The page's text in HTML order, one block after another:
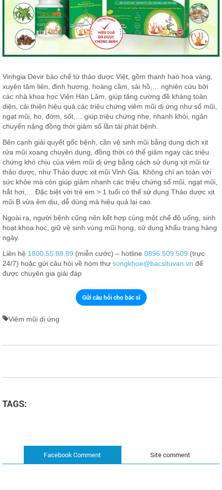
Vinhgia Devir bào chế từ thảo dược Việt, gồm thanh hao hoa vàng,
xuyên tâm liên, đinh hương, hoàng cầm, sài hồ,… nghiên cứu bởi
các nhà khoa học Viện Hàn Lâm, giúp tăng cường đề kháng toàn
diện, cải thiện hiệu quả các triệu chứng viêm mũi dị ứng như sổ mũi,
ngạt mũi, ho, đờm, sốt,… giúp triệu chứng nhẹ, nhanh khỏi, ngăn
chuyển nặng đồng thời giảm số lần tái phát bệnh.
Bên cạnh giải quyết gốc bệnh, cần vệ sinh mũi bằng dung dịch xịt
rửa mũi xoang chuyên dụng, đồng thời có thể giảm ngay các triệu
chứng khó chịu của viêm mũi dị ứng bằng cách sử dụng xịt mũi từ
thảo dược, như Thảo dược xịt mũi Vinh Gia. Không chỉ an toàn với
sức khỏe mà còn giúp giảm nhanh các triệu chứng sổ mũi, ngạt mũi,
hắt hơi,… Đặc biệt với trẻ em > 1 tuổi có thể sử dụng Thảo dược xịt
mũi B vừa êm dịu, dễ dùng mà hiệu quả lại cao.
Ngoài ra, người bệnh cũng nên kết hợp cùng một chế độ uống, sinh
hoạt khoa học, giữ vệ sinh vùng mũi họng, sử dụng khẩu trang hàng
ngày.
Liên hệ 1800.55.88.89 (miễn cước) – hotline 0896.509.509 (trực
24/7) hoặc gửi câu hỏi về hòm thư songkhoe@bacsituvan.vn để
được chuyên gia giải đáp
Gửi câu hỏi cho bác sĩ
Viêm mũi dị ứng
TAGS:
Site comment
Facebook Comment